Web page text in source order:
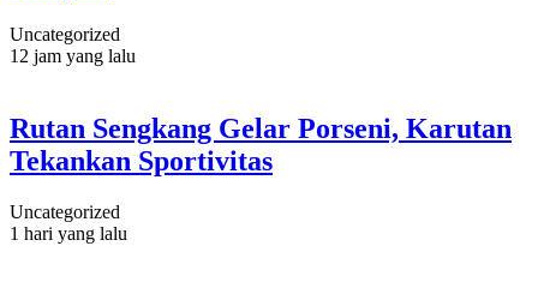
Uncategorized
12 jam yang lalu
Rutan Sengkang Gelar Porseni, Karutan
Tekankan Sportivitas
Uncategorized
1 hari yang lalu